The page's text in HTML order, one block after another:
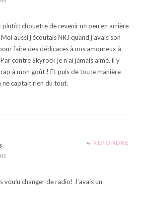
plutôt chouette de revenir un peu en arrière
Moi aussi j’écoutais NRJ quand j’avais son
faire des dédicaces à nos amoureux à
contre Skyrock je n’ai jamais aimé, il y
à mon goût ! Et puis de toute manière
ne captait rien du tout.
RÉPONDRE
voulu changer de radio! J’avais un